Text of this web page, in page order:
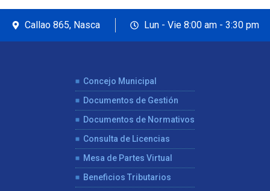
Callao 865, Nasca Lun - Vie 8:00 am - 3:30 pm
Concejo Municipal
Documentos de Gestión
Documentos de Normativos
Consulta de Licencias
Mesa de Partes Virtual
Beneficios Tributarios